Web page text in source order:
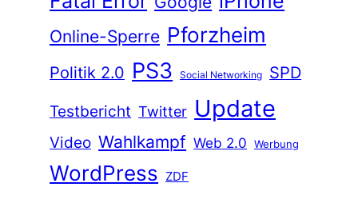
Online-Sperre Pforzheim
Politik 2.0 PS3 Social Networking
SPD
Testbericht Twitter Update
Video Wahlkampf Web 2.0 Werbung
WordPress ZDF